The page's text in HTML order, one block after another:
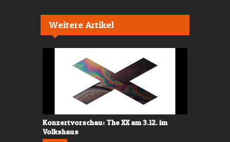
Weitere Artikel
Konzertvorschau: The XX am 3.12. im
Volkshaus